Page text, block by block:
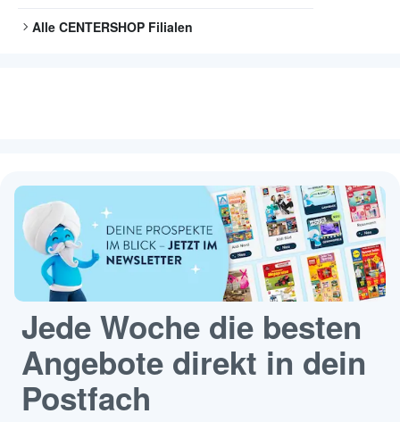
Alle CENTERSHOP Filialen
Jede Woche die besten
Angebote direkt in dein
Postfach